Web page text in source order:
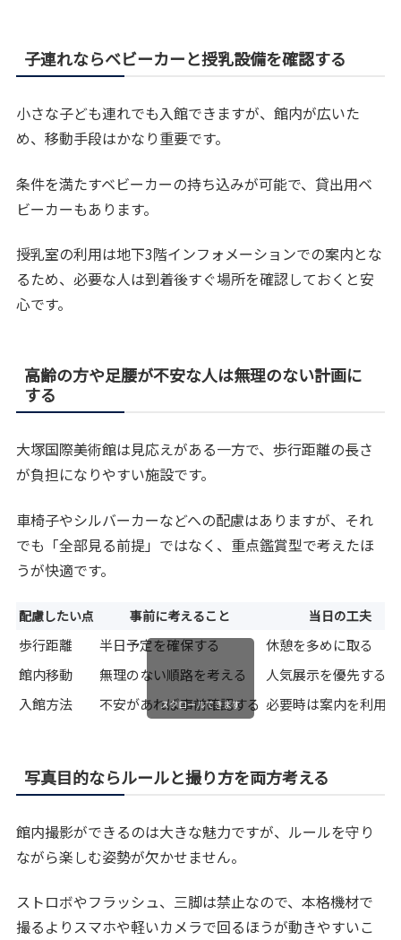
子連れならベビーカーと授乳設備を確認する
小さな子ども連れでも入館できますが、館内が広いた
め、移動手段はかなり重要です。
条件を満たすベビーカーの持ち込みが可能で、貸出用ベ
ビーカーもあります。
授乳室の利用は地下3階インフォメーションでの案内とな
るため、必要な人は到着後すぐ場所を確認しておくと安
心です。
高齢の方や足腰が不安な人は無理のない計画に
する
大塚国際美術館は見応えがある一方で、歩行距離の長さ
が負担になりやすい施設です。
車椅子やシルバーカーなどへの配慮はありますが、それ
でも「全部見る前提」ではなく、重点鑑賞型で考えたほ
うが快適です。
配慮したい点 事前に考えること 当日の工夫
歩行距離 半日予定を確保する
休憩を多めに取る
館内移動
無理のない順路を考える
人気展示を優先する
入館方法
不安があれば事前確認する 必要時は案内を利用
スクロールできます
写真目的ならルールと撮り方を両方考える
館内撮影ができるのは大きな魅力ですが、ルールを守り
ながら楽しむ姿勢が欠かせません。
ストロボやフラッシュ、三脚は禁止なので、本格機材で
撮るよりスマホや軽いカメラで回るほうが動きやすいこ